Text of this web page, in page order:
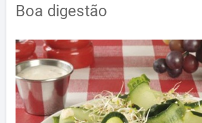
Boa digestão